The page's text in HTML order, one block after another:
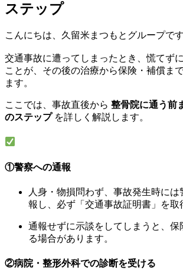
ステップ
こんにちは、久留米まつもとグループです
交通事故に遭ってしまったとき、慌てず
ことが、その後の治療から保険・補償ま
ます。
ここでは、事故直後から 整骨院に通う前
のステップを詳しく解説します。
①警察への通報
人身・物損問わず、事故発生時には
報し、必ず「交通事故証明書」を取
通報せずに示談をしてしまうと、保
る場合があります。
②病院・整形外科での診断を受ける